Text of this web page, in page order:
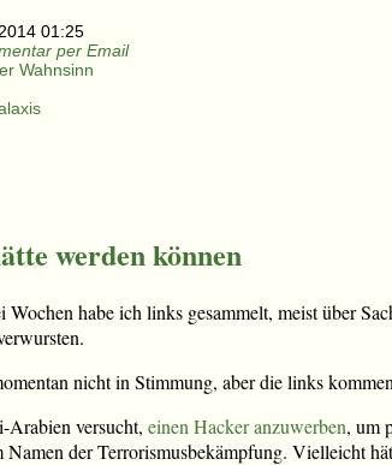
01:25
per Email
Wahnsinn
werden können
habe ich links gesammelt, meist über
nicht in Stimmung, aber die links
Arabien versucht, einen Hacker anzuwerben, um
der Terrorismusbekämpfung. Vielleicht